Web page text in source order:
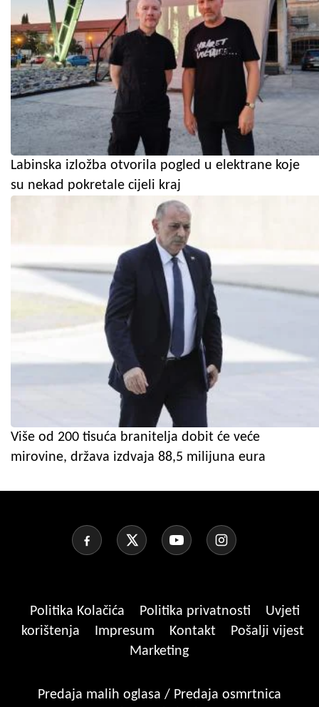
Labinska izložba otvorila pogled u elektrane koje
su nekad pokretale cijeli kraj
Više od 200 tisuća branitelja dobit će veće
mirovine, država izdvaja 88,5 milijuna eura
Politika Kolačića Politika privatnosti
Uvjeti
korištenja
Impresum Kontakt
Pošalji vijest
Marketing
Predaja malih oglasa / Predaja osmrtnica